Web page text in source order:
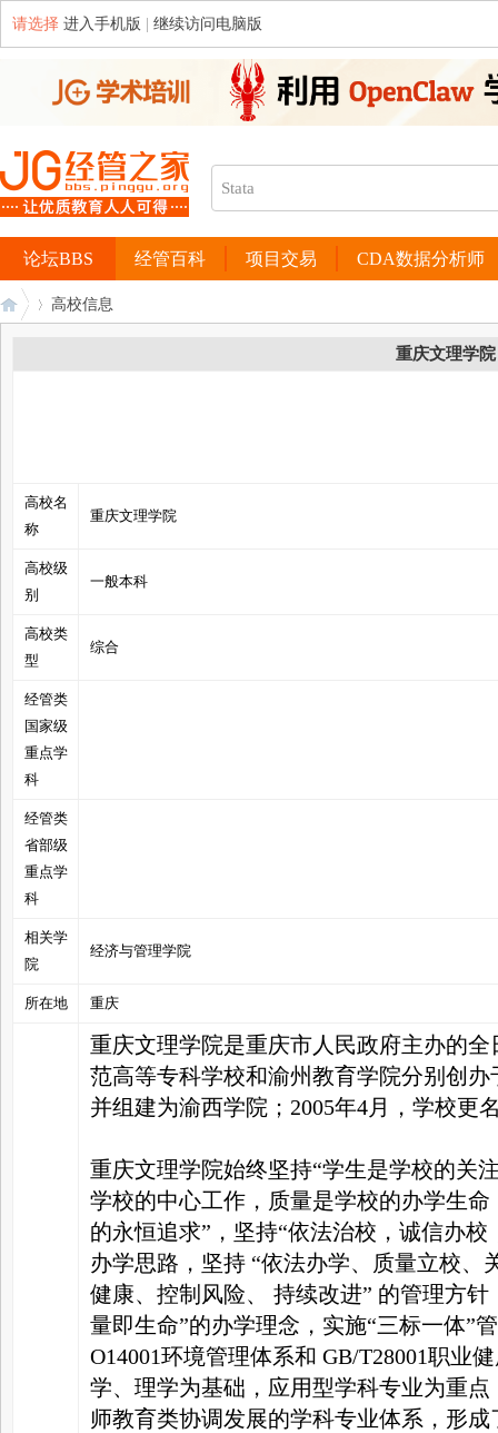
请选择 进入手机版 继续访问电脑版
经管百科 项目交易 CDA数据分析师
论坛BBS
高校信息
重庆文理学院
高校名
称
重庆文理学院
高校级
别
一般本科
高校类
型
综合
经管类
国家级
重点学
科
经管类
省部级
重点学
科
相关学
院
经济与管理学院
所在地 重庆
重庆文理学院是重庆市人民政府主办的
范高等专科学校和渝州教育学院分别创办
并组建为渝西学院；2005年4月，学校更
重庆文理学院始终坚持“学生是学校的关
学校的中心工作，质量是学校的办学生
的永恒追求”，坚持“依法治校，诚信办
办学思路，坚持 “依法办学、质量立校
健康、控制风险、 持续改进” 的管理方
量即生命”的办学理念，实施“三标一体”
O14001环境管理体系和 GB/T28001职业
学、理学为基础，应用型学科专业为重
师教育类协调发展的学科专业体系，形